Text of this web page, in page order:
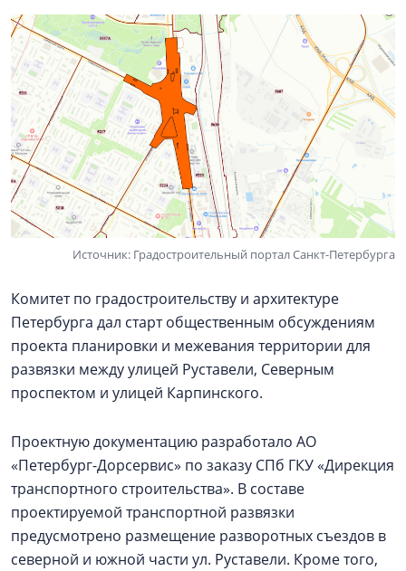
Источник: Градостроительный портал Санкт-Петербурга
Комитет по градостроительству и архитектуре
Петербурга дал старт общественным обсуждениям
проекта планировки и межевания территории для
развязки между улицей Руставели, Северным
проспектом и улицей Карпинского.
Проектную документацию разработало АО
«Петербург-Дорсервис» по заказу СПб ГКУ «Дирекция
транспортного строительства». В составе
проектируемой транспортной развязки
предусмотрено размещение разворотных съездов в
северной и южной части ул. Руставели. Кроме того,